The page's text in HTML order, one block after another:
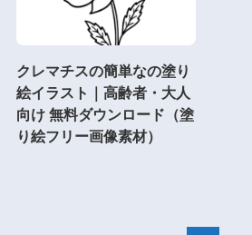
クレマチスの簡単なの塗り
絵イラスト｜高齢者・大人
向け 無料ダウンロード（塗
り絵フリー画像素材）